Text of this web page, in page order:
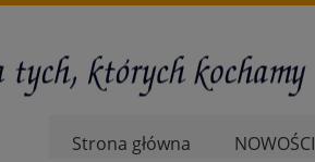
Strona główna NOWOŚCI